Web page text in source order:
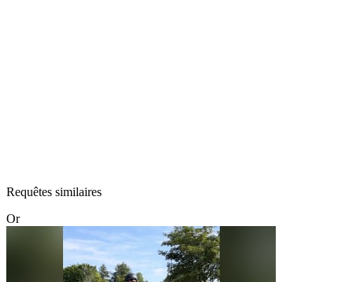
Requêtes similaires
Or